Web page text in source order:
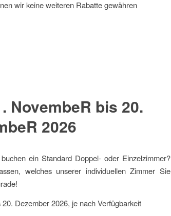
wir keine weiteren Rabatte gewähren
NovembeR bis 20.
2026
ein Standard Doppel- oder Einzelzimmer?
welches unserer individuellen Zimmer Sie
Dezember 2026, je nach Verfügbarkeit